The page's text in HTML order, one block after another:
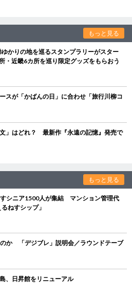
もっと見る
かりの地を巡るスタンプラリーがスター
・近畿6カ所を巡り限定グッズをもらおう
が「かばんの日」に合わせ「旅行川柳コ
」はどれ？ 最新作『永遠の記憶』発売で
もっと見る
すシニア1500人が集結 マンション管理代
ねすシップ」
か 「デジブレ」説明会／ラウンドテーブ
、日昇館をリニューアル